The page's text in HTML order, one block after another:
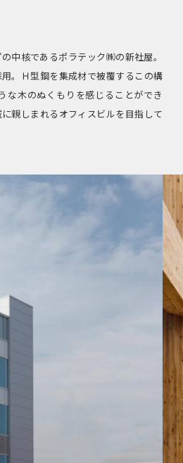
中核であるポラテック㈱の新社屋。
。Ｈ型鋼を集成材で被覆するこの構
な木のぬくもりを感じることができ
親しまれるオフィスビルを目指して